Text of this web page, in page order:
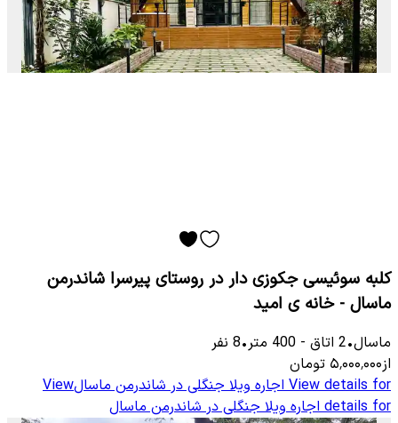
کلبه سوئیسی جکوزی دار در روستای پیرسرا شاندرمن
ماسال - خانه ی امید
ماسال•
2 اتاق -
400 متر•
8 نفر
از۵٬۰۰۰٬۰۰۰ تومان
View details for اجاره ویلا جنگلی در شاندرمن ماسالView
details for اجاره ویلا جنگلی در شاندرمن ماسال